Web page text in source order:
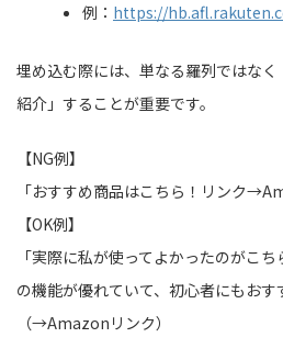
例： https://
埋め込む際には、単なる羅列ではな
紹介」することが重要です。
【NG例】
「おすすめ商品はこちら！リンク
【OK例】
「実際に私が使ってよかったのがこ
の機能が優れていて、初心者にもおす
（→Amazonリンク）